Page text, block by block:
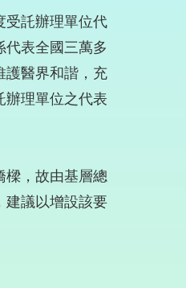
受託辦理單位代
代表全國三萬多
護醫界和諧，充
辦理單位之代表
樑，故由基層總
建議以增設該要